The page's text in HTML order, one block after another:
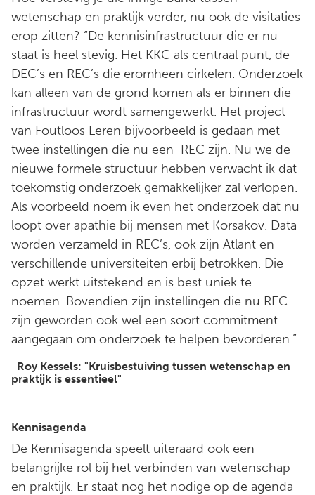
wetenschap en praktijk verder, nu ook de visitaties
erop zitten? “De kennisinfrastructuur die er nu
staat is heel stevig. Het KKC als centraal punt, de
DEC’s en REC’s die eromheen cirkelen. Onderzoek
kan alleen van de grond komen als er binnen die
infrastructuur wordt samengewerkt. Het project
van Foutloos Leren bijvoorbeeld is gedaan met
twee instellingen die nu een REC zijn. Nu we de
nieuwe formele structuur hebben verwacht ik dat
toekomstig onderzoek gemakkelijker zal verlopen.
Als voorbeeld noem ik even het onderzoek dat nu
loopt over apathie bij mensen met Korsakov. Data
worden verzameld in REC’s, ook zijn Atlant en
verschillende universiteiten erbij betrokken. Die
opzet werkt uitstekend en is best uniek te
noemen. Bovendien zijn instellingen die nu REC
zijn geworden ook wel een soort commitment
aangegaan om onderzoek te helpen bevorderen.”
Roy Kessels: "Kruisbestuiving tussen wetenschap en
praktijk is essentieel"
Kennisagenda
De Kennisagenda speelt uiteraard ook een
belangrijke rol bij het verbinden van wetenschap
en praktijk. Er staat nog het nodige op de agenda